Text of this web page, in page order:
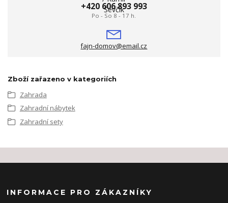
+420 606 893 993
Po - So 8 - 17 h.
fajn-domov@email.cz
Zboží zařazeno v kategoriích
Zahrada
Zahradní nábytek
Zahradní sety
INFORMACE PRO ZÁKAZNÍKY